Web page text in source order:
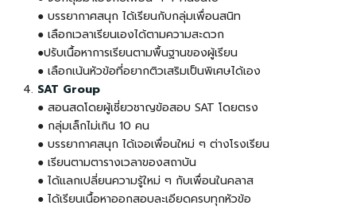
● บรรยากาศสนุก ได้เรียนกับกลุ่มเพื่อนสนิท
● เลือกเวลาเรียนเองได้ตามความสะดวก
●ปรับเนื้อหาการเรียนตามพื้นฐานของผู้เรียน
● เลือกเน้นหัวข้อที่อยากติวเสริมเป็นพิเศษได้เอง
SAT Group
● สอนสดโดยผู้เชี่ยวชาญข้อสอบ SAT โดยตรง
● กลุ่มเล็กไม่เกิน 10 คน
● บรรยากาศสนุก ได้เจอเพื่อนใหม่ ๆ ต่างโรงเรียน
● เรียนตามตารางเวลาของสถาบัน
● ได้แลกเปลี่ยนความรู้ใหม่ ๆ กับเพื่อนในคลาส
● ได้เรียนเนื้อหาออกสอบละเอียดครบทุกหัวข้อ